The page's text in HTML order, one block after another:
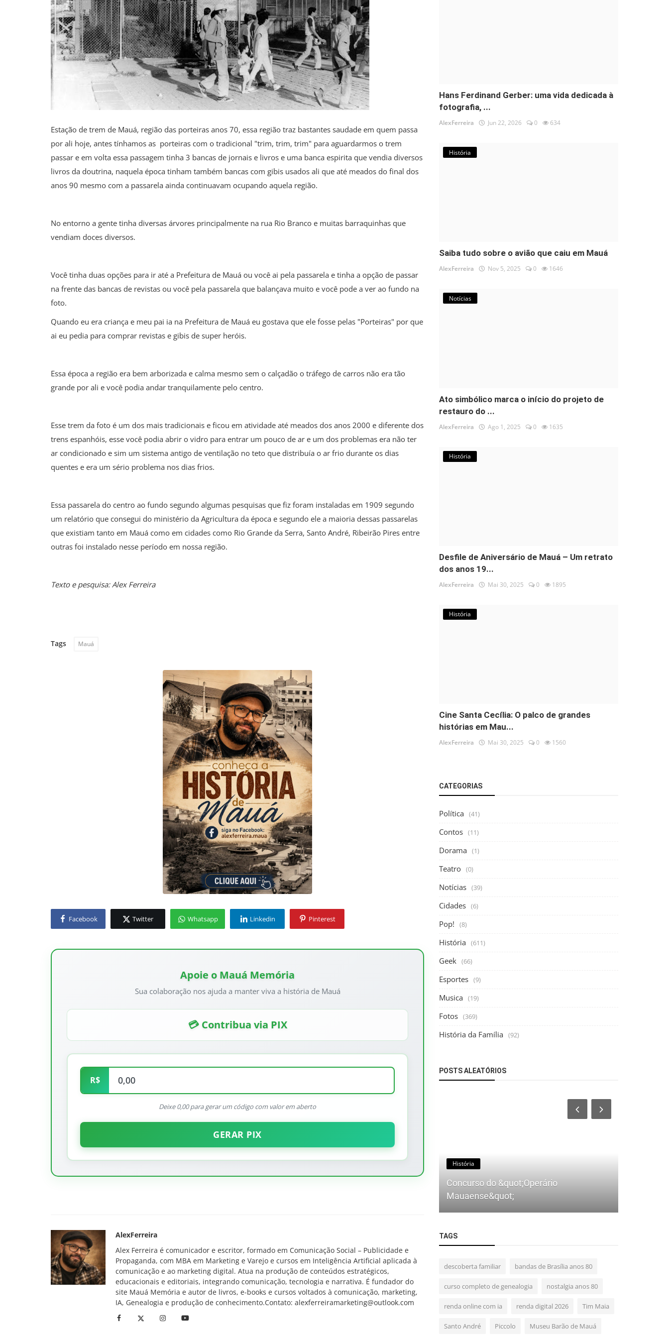
Estação de trem de Mauá, região das porteiras anos 70, essa região traz bastantes saudade em quem passa
por ali hoje, antes tínhamos as porteiras com o tradicional "trim, trim, trim" para aguardarmos o trem
passar e em volta essa passagem tinha 3 bancas de jornais e livros e uma banca espirita que vendia diversos
livros da doutrina, naquela época tinham também bancas com gibis usados ali que até meados do final dos
anos 90 mesmo com a passarela ainda continuavam ocupando aquela região.
No entorno a gente tinha diversas árvores principalmente na rua Rio Branco e muitas barraquinhas que
vendiam doces diversos.
Você tinha duas opções para ir até a Prefeitura de Mauá ou você ai pela passarela e tinha a opção de passar
na frente das bancas de revistas ou você pela passarela que balançava muito e você pode a ver ao fundo na
foto.
Quando eu era criança e meu pai ia na Prefeitura de Mauá eu gostava que ele fosse pelas "Porteiras" por que
ai eu pedia para comprar revistas e gibis de super heróis.
Essa época a região era bem arborizada e calma mesmo sem o calçadão o tráfego de carros não era tão
grande por ali e você podia andar tranquilamente pelo centro.
Esse trem da foto é um dos mais tradicionais e ficou em atividade até meados dos anos 2000 e diferente dos
trens espanhóis, esse você podia abrir o vidro para entrar um pouco de ar e um dos problemas era não ter
ar condicionado e sim um sistema antigo de ventilação no teto que distribuía o ar frio durante os dias
quentes e era um sério problema nos dias frios.
Essa passarela do centro ao fundo segundo algumas pesquisas que fiz foram instaladas em 1909 segundo
um relatório que consegui do ministério da Agricultura da época e segundo ele a maioria dessas passarelas
que existiam tanto em Mauá como em cidades como Rio Grande da Serra, Santo André, Ribeirão Pires entre
outras foi instalado nesse período em nossa região.
Texto e pesquisa: Alex Ferreira
Tags Mauá
Facebook Twitter Whatsapp Linkedin Pinterest
Apoie o Mauá Memória
Sua colaboração nos ajuda a manter viva a história de Mauá
💳 Contribua via PIX
R$
Deixe 0,00 para gerar um código com valor em aberto
GERAR PIX
AlexFerreira
Alex Ferreira é comunicador e escritor, formado em Comunicação Social – Publicidade e
Propaganda, com MBA em Marketing e Varejo e cursos em Inteligência Artificial aplicada à
comunicação e ao marketing digital. Atua na produção de conteúdos estratégicos,
educacionais e editoriais, integrando comunicação, tecnologia e narrativa. É fundador do
site Mauá Memória e autor de livros, e-books e cursos voltados à comunicação, marketing,
IA, Genealogia e produção de conhecimento.Contato: alexferreiramarketing@outlook.com
Hans Ferdinand Gerber: uma vida dedicada à
fotografia, ...
AlexFerreira Jun 22, 2026 0 634
História
Saiba tudo sobre o avião que caiu em Mauá
AlexFerreira Nov 5, 2025 0 1646
Notícias
Ato simbólico marca o início do projeto de
restauro do ...
AlexFerreira Ago 1, 2025 0 1635
História
Desfile de Aniversário de Mauá – Um retrato
dos anos 19...
AlexFerreira Mai 30, 2025 0 1895
História
Cine Santa Cecília: O palco de grandes
histórias em Mau...
AlexFerreira Mai 30, 2025 0 1560
CATEGORIAS
Política (41)
Contos (11)
Dorama (1)
Teatro (0)
Notícias (39)
Cidades (6)
Pop! (8)
História (611)
Geek (66)
Esportes (9)
Musica (19)
Fotos (369)
História da Família (92)
POSTS ALEATÓRIOS
Fotos História
Concurso do &quot;Operário
Mauaense&quot;
TAGS
descoberta familiar bandas de Brasília anos 80
curso completo de genealogia nostalgia anos 80
renda online com ia renda digital 2026 Tim Maia
Santo André Piccolo Museu Barão de Mauá